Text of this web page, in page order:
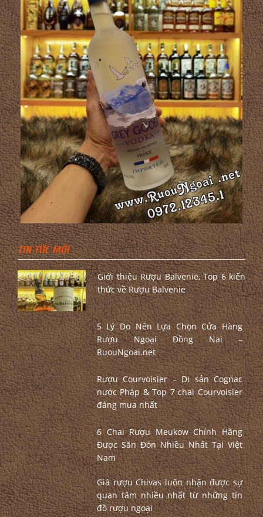
TIN TỨC MỚI
Giới thiệu Rượu Balvenie, Top 6 kiến
thức về Rượu Balvenie
5 Lý Do Nên Lựa Chọn Cửa Hàng
Rượu Ngoại Đồng Nai –
RuouNgoai.net
Rượu Courvoisier – Di sản Cognac
nước Pháp & Top 7 chai Courvoisier
đáng mua nhất
6 Chai Rượu Meukow Chính Hãng
Được Săn Đón Nhiều Nhất Tại Việt
Nam
Giá rượu Chivas luôn nhận được sự
quan tâm nhiều nhất từ những tín
đồ rượu ngoại